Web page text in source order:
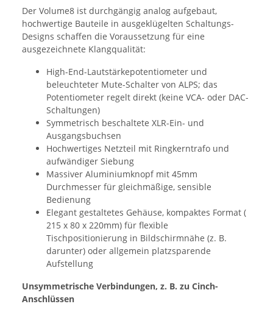
Der Volume8 ist durchgängig analog aufgebaut,
hochwertige Bauteile in ausgeklügelten Schaltungs-
Designs schaffen die Voraussetzung für eine
ausgezeichnete Klangqualität:
High-End-Lautstärkepotentiometer und
beleuchteter Mute-Schalter von ALPS; das
Potentiometer regelt direkt (keine VCA- oder DAC-
Schaltungen)
Symmetrisch beschaltete XLR-Ein- und
Ausgangsbuchsen
Hochwertiges Netzteil mit Ringkerntrafo und
aufwändiger Siebung
Massiver Aluminiumknopf mit 45mm
Durchmesser für gleichmäßige, sensible
Bedienung
Elegant gestaltetes Gehäuse, kompaktes Format (
215 x 80 x 220mm) für flexible
Tischpositionierung in Bildschirmnähe (z. B.
darunter) oder allgemein platzsparende
Aufstellung
Unsymmetrische Verbindungen, z. B. zu Cinch-
Anschlüssen